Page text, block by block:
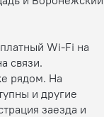
Wi-Fi на
связи.
рядом. На
и другие
заезда и